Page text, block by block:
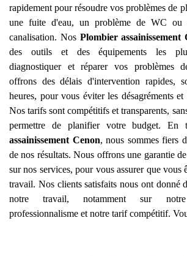
rapidement pour résoudre vos problèmes de
une fuite d'eau, un problème de WC ou
canalisation. Nos Plombier assainissement
des outils et des équipements les
diagnostiquer et réparer vos problèmes
offrons des délais d'intervention rapides,
heures, pour vous éviter les désagréments et
Nos tarifs sont compétitifs et transparents,
permettre de planifier votre budget. En
assainissement Cenon, nous sommes fiers
de nos résultats. Nous offrons une garantie
sur nos services, pour vous assurer que vous
travail. Nos clients satisfaits nous ont donné
notre travail, notamment sur
professionnalisme et notre tarif compétitif.